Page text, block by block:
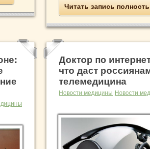
Читать запись
Доктор по
что даст
телемедицина
Новости медицины Новости